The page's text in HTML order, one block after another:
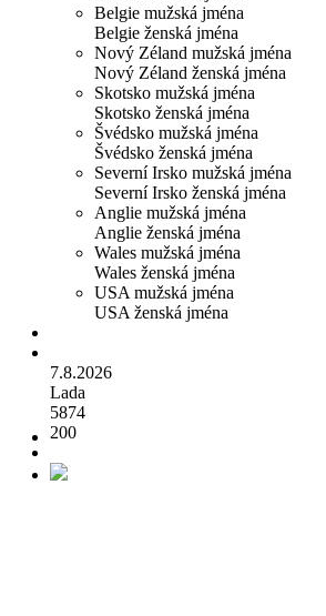
Belgie mužská jména
Belgie ženská jména
Nový Zéland mužská jména
Nový Zéland ženská jména
Skotsko mužská jména
Skotsko ženská jména
Švédsko mužská jména
Švédsko ženská jména
Severní Irsko mužská jména
Severní Irsko ženská jména
Anglie mužská jména
Anglie ženská jména
Wales mužská jména
Wales ženská jména
USA mužská jména
USA ženská jména
7.8.2026
Lada
5874
200